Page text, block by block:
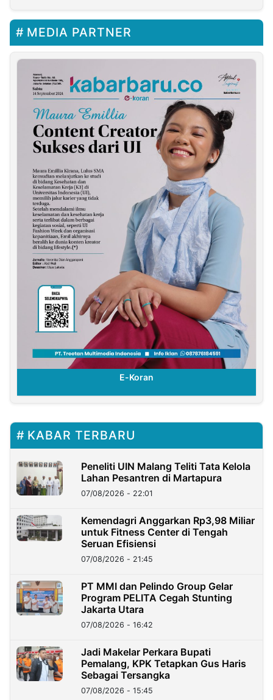
MEDIA PARTNER
E-Koran
KABAR TERBARU
Peneliti UIN Malang Teliti Tata Kelola
Lahan Pesantren di Martapura
07/08/2026 - 22:01
Kemendagri Anggarkan Rp3,98 Miliar
untuk Fitness Center di Tengah
Seruan Efisiensi
07/08/2026 - 21:45
PT MMI dan Pelindo Group Gelar
Program PELITA Cegah Stunting
Jakarta Utara
07/08/2026 - 16:42
Jadi Makelar Perkara Bupati
Pemalang, KPK Tetapkan Gus Haris
Sebagai Tersangka
07/08/2026 - 15:45